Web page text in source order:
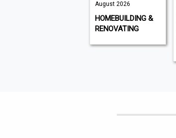
August 2026
HOMEBUILDING &
RENOVATING